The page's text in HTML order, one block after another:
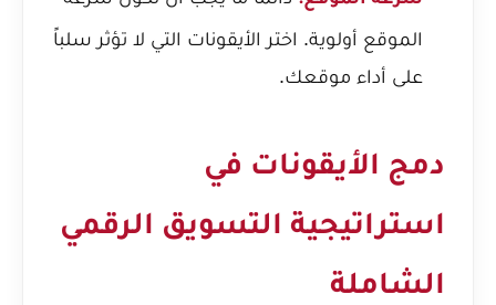
الموقع أولوية. اختر الأيقونات التي لا تؤثر سلباً
على أداء موقعك.
دمج الأيقونات في
استراتيجية التسويق الرقمي
الشاملة